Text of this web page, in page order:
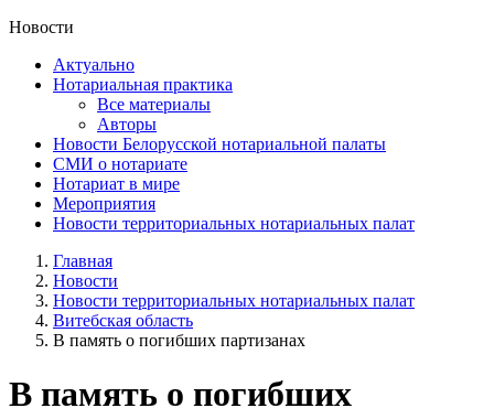
Новости
Актуально
Нотариальная практика
Все материалы
Авторы
Новости Белорусской нотариальной палаты
СМИ о нотариате
Нотариат в мире
Мероприятия
Новости территориальных нотариальных палат
Главная
Новости
Новости территориальных нотариальных палат
Витебская область
В память о погибших партизанах
В память о погибших